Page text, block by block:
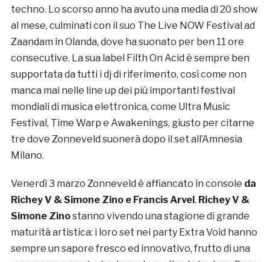
techno. Lo scorso anno ha avuto una media di 20 show
al mese, culminati con il suo The Live NOW Festival ad
Zaandam in Olanda, dove ha suonato per ben 11 ore
consecutive. La sua label Filth On Acid è sempre ben
supportata da tutti i dj di riferimento, così come non
manca mai nelle line up dei più importanti festival
mondiali di musica elettronica, come Ultra Music
Festival, Time Warp e Awakenings, giusto per citarne
tre dove Zonneveld suonerà dopo il set all’Amnesia
Milano.
Venerdì 3 marzo Zonneveld è affiancato in console da
Richey V & Simone Zino e Francis Arvel . Richey V &
Simone Zinostanno vivendo una stagione di grande
maturità artistica: i loro set nei party Extra Void hanno
sempre un sapore fresco ed innovativo, frutto di una